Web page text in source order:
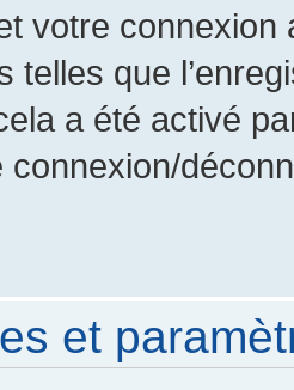
votre
telles que
a été activé
connexion/
et